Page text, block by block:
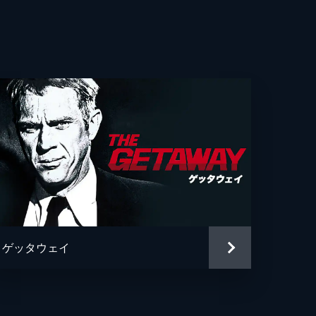
ク・ウォレス
ド・Ｊ・スコレイ
ゴールドブラム
ファー・ローガン
ファー・ゲスト
ゲッタウェイ